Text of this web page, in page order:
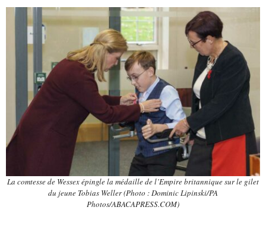
La comtesse de Wessex épingle la médaille de l’Empire britannique sur le gilet
du jeune Tobias Weller (Photo : Dominic Lipinski/PA
Photos/ABACAPRESS.COM)